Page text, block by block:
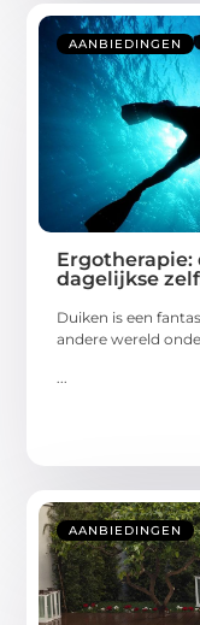
AANBIEDINGEN
dagelijkse
Duiken is een
andere wereld
AANBIEDINGEN